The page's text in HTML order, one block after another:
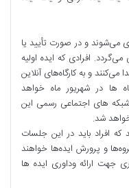
می‌شوند و در صورت تأیید یا
افرادی که ایده اولیه
می‌کنند و به کارگاه‌های آنلاین
ها در شهریور ماه خواهد
شبکه های اجتماعی رسمی این
که افراد باید در این جلسات
و پرورش ایده‌ها خواهند
جهت ارائه وداوری ایده ها